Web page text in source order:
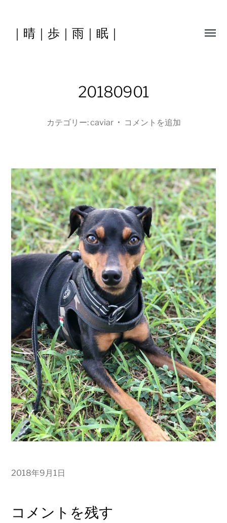
｜晴｜歩｜雨｜眠｜
20180901
カテゴリー:caviar • コメントを追加
2018年9月1日
コメントを残す